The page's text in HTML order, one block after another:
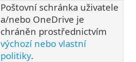
Poštovní schránka uživatele
a/nebo OneDrive je
chráněn prostřednictvím
výchozí nebo vlastní
politiky.